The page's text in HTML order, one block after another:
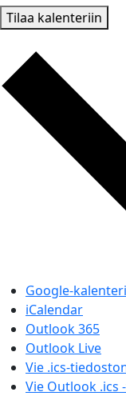
Tilaa kalenteriin
Google-kalenteri
iCalendar
Outlook 365
Outlook Live
Vie .ics-
Vie Outlook .ics